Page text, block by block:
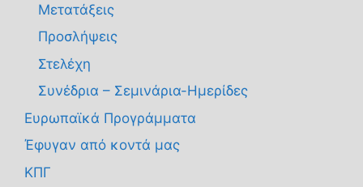
Μετατάξεις
Προσλήψεις
Στελέχη
Συνέδρια – Σεμινάρια-Ημερίδες
Ευρωπαϊκά Προγράμματα
Έφυγαν από κοντά μας
ΚΠΓ